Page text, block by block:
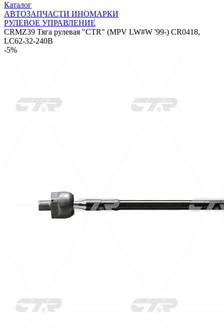
Каталог
АВТОЗАПЧАСТИ ИНОМАРКИ
РУЛЕВОЕ УПРАВЛЕНИЕ
CRMZ39 Тяга рулевая "CTR" (MPV LW#W '99-) CR0418,
LC62-32-240B
-5%